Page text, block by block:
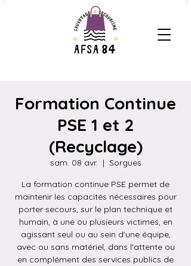
Formation Continue
PSE 1 et 2
(Recyclage)
sam. 08 avr.
  |
Sorgues
La formation continue PSE permet de
maintenir les capacités nécessaires pour
porter secours, sur le plan technique et
humain, à une ou plusieurs victimes, en
agissant seul ou au sein d'une équipe,
avec ou sans matériel, dans l'attente ou
en complément des services publics de